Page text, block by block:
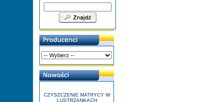
CZYSZCZENIE MATRYCY W
LUSTRZANKACH